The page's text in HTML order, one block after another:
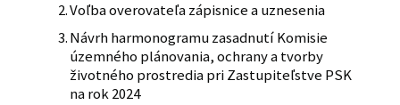
Voľba overovateľa zápisnice a uznesenia
Návrh harmonogramu zasadnutí Komisie
územného plánovania, ochrany a tvorby
životného prostredia pri Zastupiteľstve PSK
na rok 2024